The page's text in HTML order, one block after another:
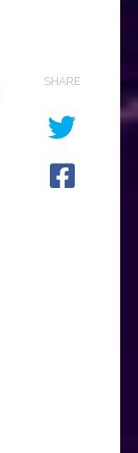
SHARE